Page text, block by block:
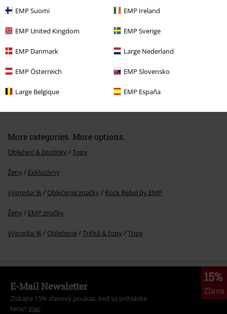
EMP Suomi EMP Ireland
EMP United Kingdom EMP Sverige
EMP Danmark Large Nederland
EMP Österreich EMP Slovensko
Large Belgique EMP España
OMC€ 24,99
More categories. More options.
Oblečení & Doplnky Topy
Ženy Exkluzívny
Výpredaj % Oblečenie značky Rock Rebel by EMP
Ženy EMP značky
Výpredaj % Oblečenie Tričká & topy Topy
15%
Zľava
E-Mail Newsletter
Získajte 15% zľavový poukaz, keď sa prihlásite
teraz! Viac